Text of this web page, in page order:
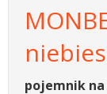
pojemnik